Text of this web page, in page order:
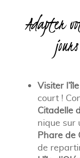
Adapter
Visiter
court !
Citadelle
nique sur
Phare de
de